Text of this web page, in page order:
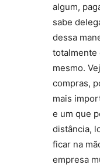
algum,
sabe
dessa
totalmente
mesmo.
compras,
mais
e um que
distância,
ficar na
empresa